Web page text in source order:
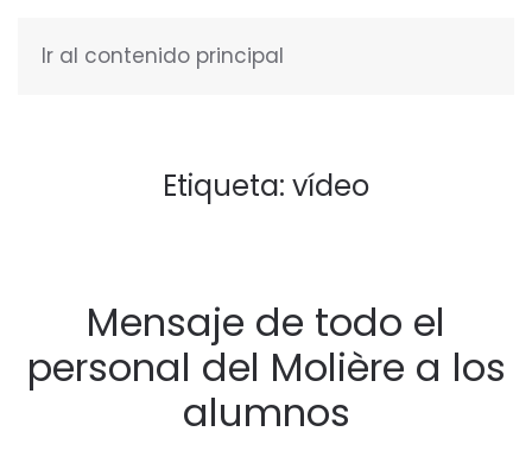
Ir al contenido principal
Etiqueta: vídeo
Mensaje de todo el
personal del Molière a los
alumnos